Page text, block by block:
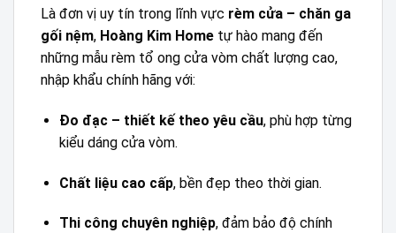
Là đơn vị uy tín trong lĩnh vực rèm cửa – chăn ga
gối nệm, Hoàng Kim Home tự hào mang đến
những mẫu rèm tổ ong cửa vòm chất lượng cao,
nhập khẩu chính hãng với:
Đo đạc – thiết kế theo yêu cầu, phù hợp từng
kiểu dáng cửa vòm.
Chất liệu cao cấp, bền đẹp theo thời gian.
Thi công chuyên nghiệp, đảm bảo độ chính